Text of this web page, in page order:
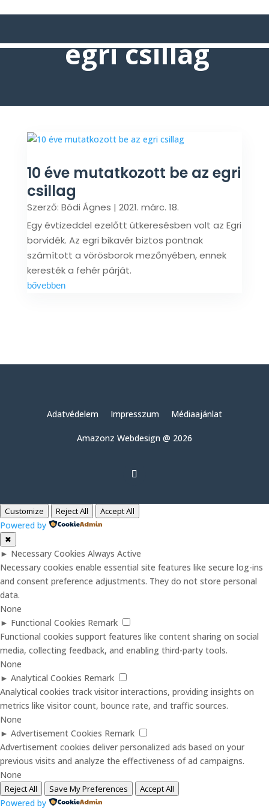
egri csillag
10 éve mutatkozott be az egri
csillag
Szerző: Bódi Ágnes | 2021. márc. 18.
Egy évtizeddel ezelőtt útkeresésben volt az Egri
borvidék. Az egri bikavér biztos pontnak
számított a vörösborok mezőnyében, ennek
keresték a fehér párját.
bővebben
Adatvédelem Impresszum Médiaajánlat
Amazonz Webdesign @ 2026
Customize Reject All Accept All
Powered by
✖
► Necessary Cookies Always Active
Necessary cookies enable essential site features like secure log-ins
and consent preference adjustments. They do not store personal
data.
None
► Functional Cookies Remark
Functional cookies support features like content sharing on social
media, collecting feedback, and enabling third-party tools.
None
► Analytical Cookies Remark
Analytical cookies track visitor interactions, providing insights on
metrics like visitor count, bounce rate, and traffic sources.
None
► Advertisement Cookies Remark
Advertisement cookies deliver personalized ads based on your
previous visits and analyze the effectiveness of ad campaigns.
None
Reject All Save My Preferences Accept All
Powered by